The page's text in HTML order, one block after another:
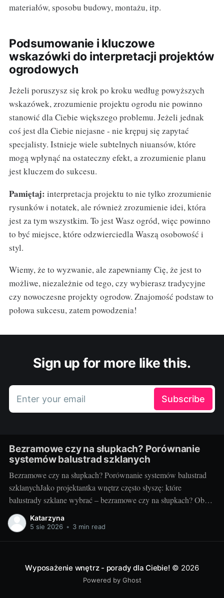
materiałów, sposobu budowy, montażu, itp.
Podsumowanie i kluczowe
wskazówki do interpretacji projektów
ogrodowych
Jeżeli poruszysz się krok po kroku według powyższych
wskazówek, zrozumienie projektu ogrodu nie powinno
stanowić dla Ciebie większego problemu. Jeżeli jednak
coś jest dla Ciebie niejasne - nie krępuj się zapytać
specjalisty. Istnieje wiele subtelnych niuansów, które
mogą wpłynąć na ostateczny efekt, a zrozumienie planu
jest kluczem do sukcesu.
Pamiętaj: interpretacja projektu to nie tylko zrozumienie
rysunków i notatek, ale również zrozumienie idei, która
jest za tym wszystkim. To jest Wasz ogród, więc powinno
to być miejsce, które odzwierciedla Waszą osobowość i
styl.
Wiemy, że to wyzwanie, ale zapewniamy Cię, że jest to
możliwe, niezależnie od tego, czy wybierasz tradycyjne
czy nowoczesne projekty ogrodow. Znajomość podstaw to
połowa sukcesu, zatem powodzenia!
Sign up for more like this.
Enter your email Subscribe
Bezramowe czy na słupkach? Porównanie
systemów balustrad szklanych
Bezramowe czy na słupkach? Porównanie systemów balustrad
szklanychJako projektantka wnętrz często słyszę: które
balustrady szklane wybrać – bezramowe czy na słupkach? Oba
systemy potrafią wyglądać zjawiskowo i podnieść wartość
nieruchomości, ale różnią się konstrukcją, montażem i
Katarzyna
5 sie 2026 • 3 min read
Wyposażenie wnętrz - porady dla Ciebie! © 2026
Powered by Ghost